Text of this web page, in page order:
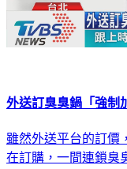
外送訂臭臭鍋「強
雖然外送平台的訂價
在訂購，一間連鎖臭